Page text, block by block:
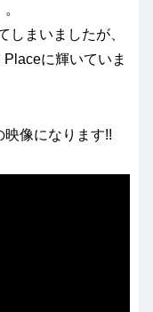
しまいましたが、
に輝いていま
像になります!!